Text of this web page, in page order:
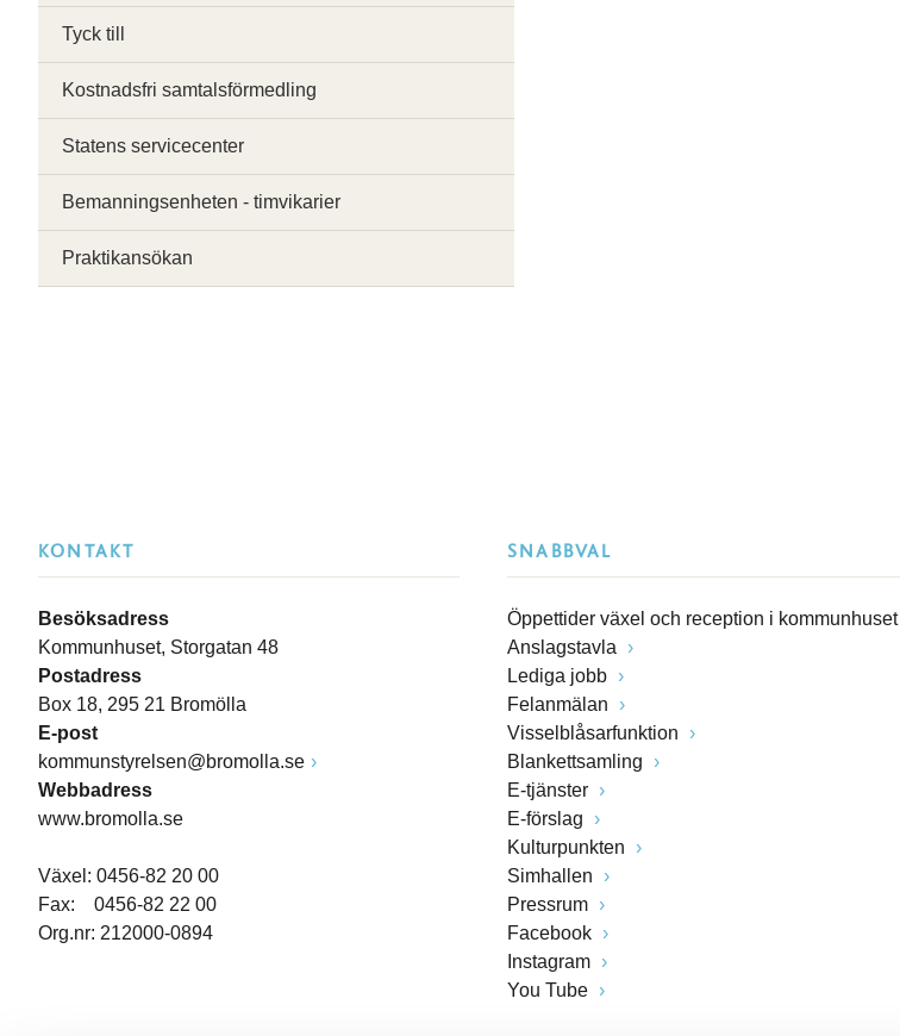
Tyck till
Kostnadsfri samtalsförmedling
Statens servicecenter
Bemanningsenheten - timvikarier
Praktikansökan
KONTAKT
Besöksadress
Kommunhuset, Storgatan 48
Postadress
Box 18, 295 21 Bromölla
E-post
kommunstyrelsen@bromolla.se
Webbadress
www.bromolla.se
Växel: 0456-82 20 00
Fax: 0456-82 22 00
Org.nr: 212000-0894
SNABBVAL
Öppettider växel och reception i kommunhuset
Anslagstavla
Lediga jobb
Felanmälan
Visselblåsarfunktion
Blankettsamling
E-tjänster
E-förslag
Kulturpunkten
Simhallen
Pressrum
Facebook
Instagram
You Tube